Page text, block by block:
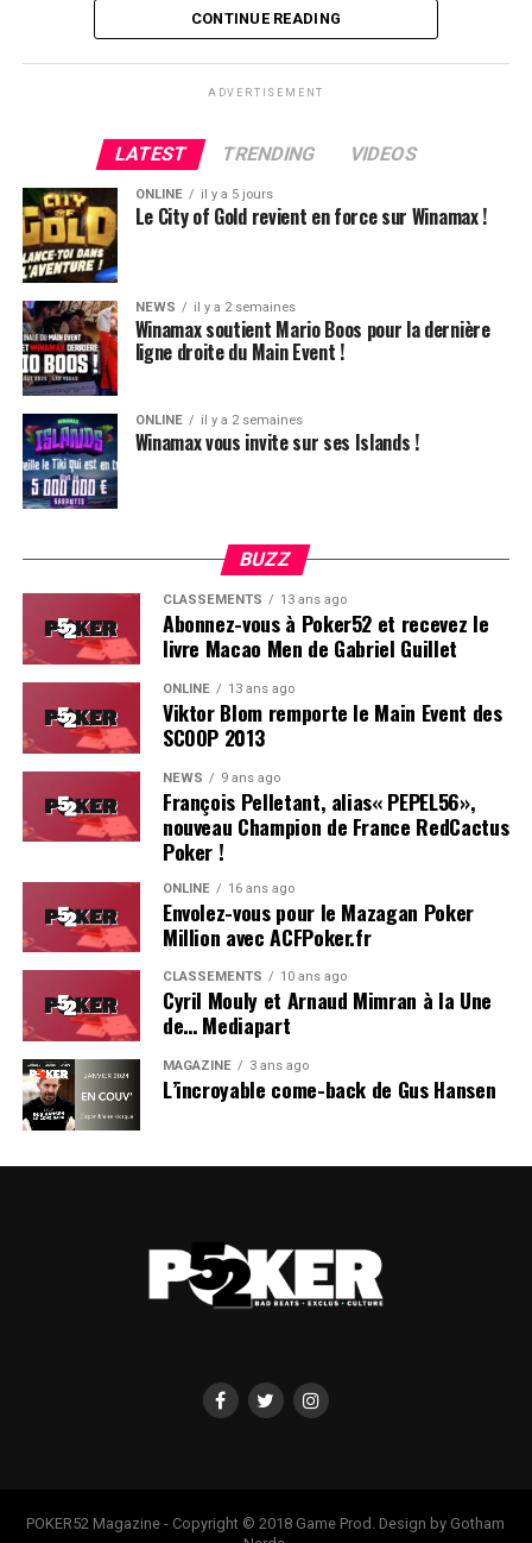
Flop QJ4. All-in de Ludovic et insta call de Logghe, avec
peine une BB, qu’il perdra le coup suivant contre le
même adversaire.
Ludovic Soleau sort donc à la troisième place, pour un
joli gain de 15720€ !
Place au heads-up final.
Soleau à gauche, sorti par Logghe au centre
CONTINUE READING
ADVERTISEMENT
LATEST TRENDING VIDEOS
ONLINE il y a 5 jours
Le City of Gold revient en force sur Winamax !
NEWS il y a 2 semaines
Winamax soutient Mario Boos pour la dernière
ligne droite du Main Event !
ONLINE il y a 2 semaines
Winamax vous invite sur ses Islands !
BUZZ
CLASSEMENTS 13 ans ago
Abonnez-vous à Poker52 et recevez le
livre Macao Men de Gabriel Guillet
ONLINE 13 ans ago
Viktor Blom remporte le Main Event des
SCOOP 2013
NEWS 9 ans ago
François Pelletant, alias« PEPEL56»,
nouveau Champion de France RedCactus
Poker !
ONLINE 16 ans ago
Envolez-vous pour le Mazagan Poker
Million avec ACFPoker.fr
CLASSEMENTS 10 ans ago
Cyril Mouly et Arnaud Mimran à la Une
de… Mediapart
MAGAZINE 3 ans ago
L’incroyable come-back de Gus Hansen
POKER52 Magazine - Copyright © 2018 Game Prod. Design by Gotham